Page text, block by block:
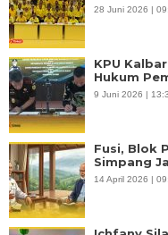
28 Juni 2026 |
KPU
Hukum
9 Juni 2026 |
Fusi, Blok
Simpang
14 April 2026 |